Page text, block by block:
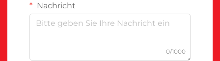
Nachricht
0/1000